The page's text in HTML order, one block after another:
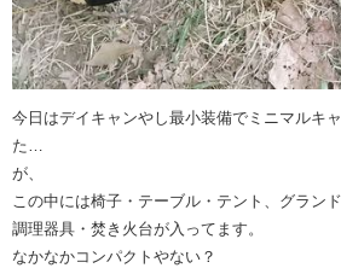
今日はデイキャンやし最小装備でミニマルキ
た…
が、
この中には椅子・テーブル・テント、グラン
調理器具・焚き火台が入ってます。
なかなかコンパクトやない？